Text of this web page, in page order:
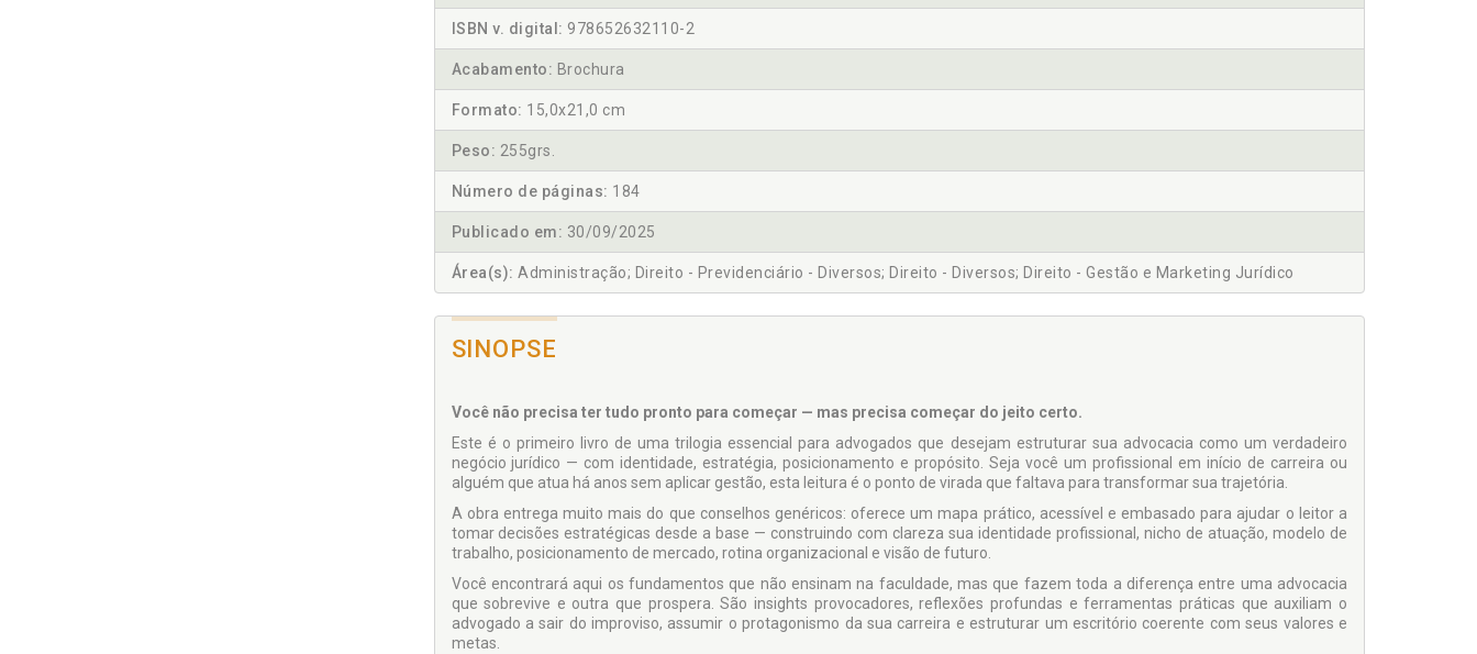
ISBN v. digital: 978652632110-2
Acabamento: Brochura
Formato: 15,0x21,0 cm
Peso: 255grs.
Número de páginas: 184
Publicado em: 30/09/2025
Área(s): Administração; Direito - Previdenciário - Diversos; Direito - Diversos; Direito - Gestão e Marketing Jurídico
SINOPSE
Você não precisa ter tudo pronto para começar — mas precisa começar do jeito certo.
Este é o primeiro livro de uma trilogia essencial para advogados que desejam estruturar sua advocacia como um verdadeiro
negócio jurídico — com identidade, estratégia, posicionamento e propósito. Seja você um profissional em início de carreira ou
alguém que atua há anos sem aplicar gestão, esta leitura é o ponto de virada que faltava para transformar sua trajetória.
A obra entrega muito mais do que conselhos genéricos: oferece um mapa prático, acessível e embasado para ajudar o leitor a
tomar decisões estratégicas desde a base — construindo com clareza sua identidade profissional, nicho de atuação, modelo de
trabalho, posicionamento de mercado, rotina organizacional e visão de futuro.
Você encontrará aqui os fundamentos que não ensinam na faculdade, mas que fazem toda a diferença entre uma advocacia
que sobrevive e outra que prospera. São insights provocadores, reflexões profundas e ferramentas práticas que auxiliam o
advogado a sair do improviso, assumir o protagonismo da sua carreira e estruturar um escritório coerente com seus valores e
metas.